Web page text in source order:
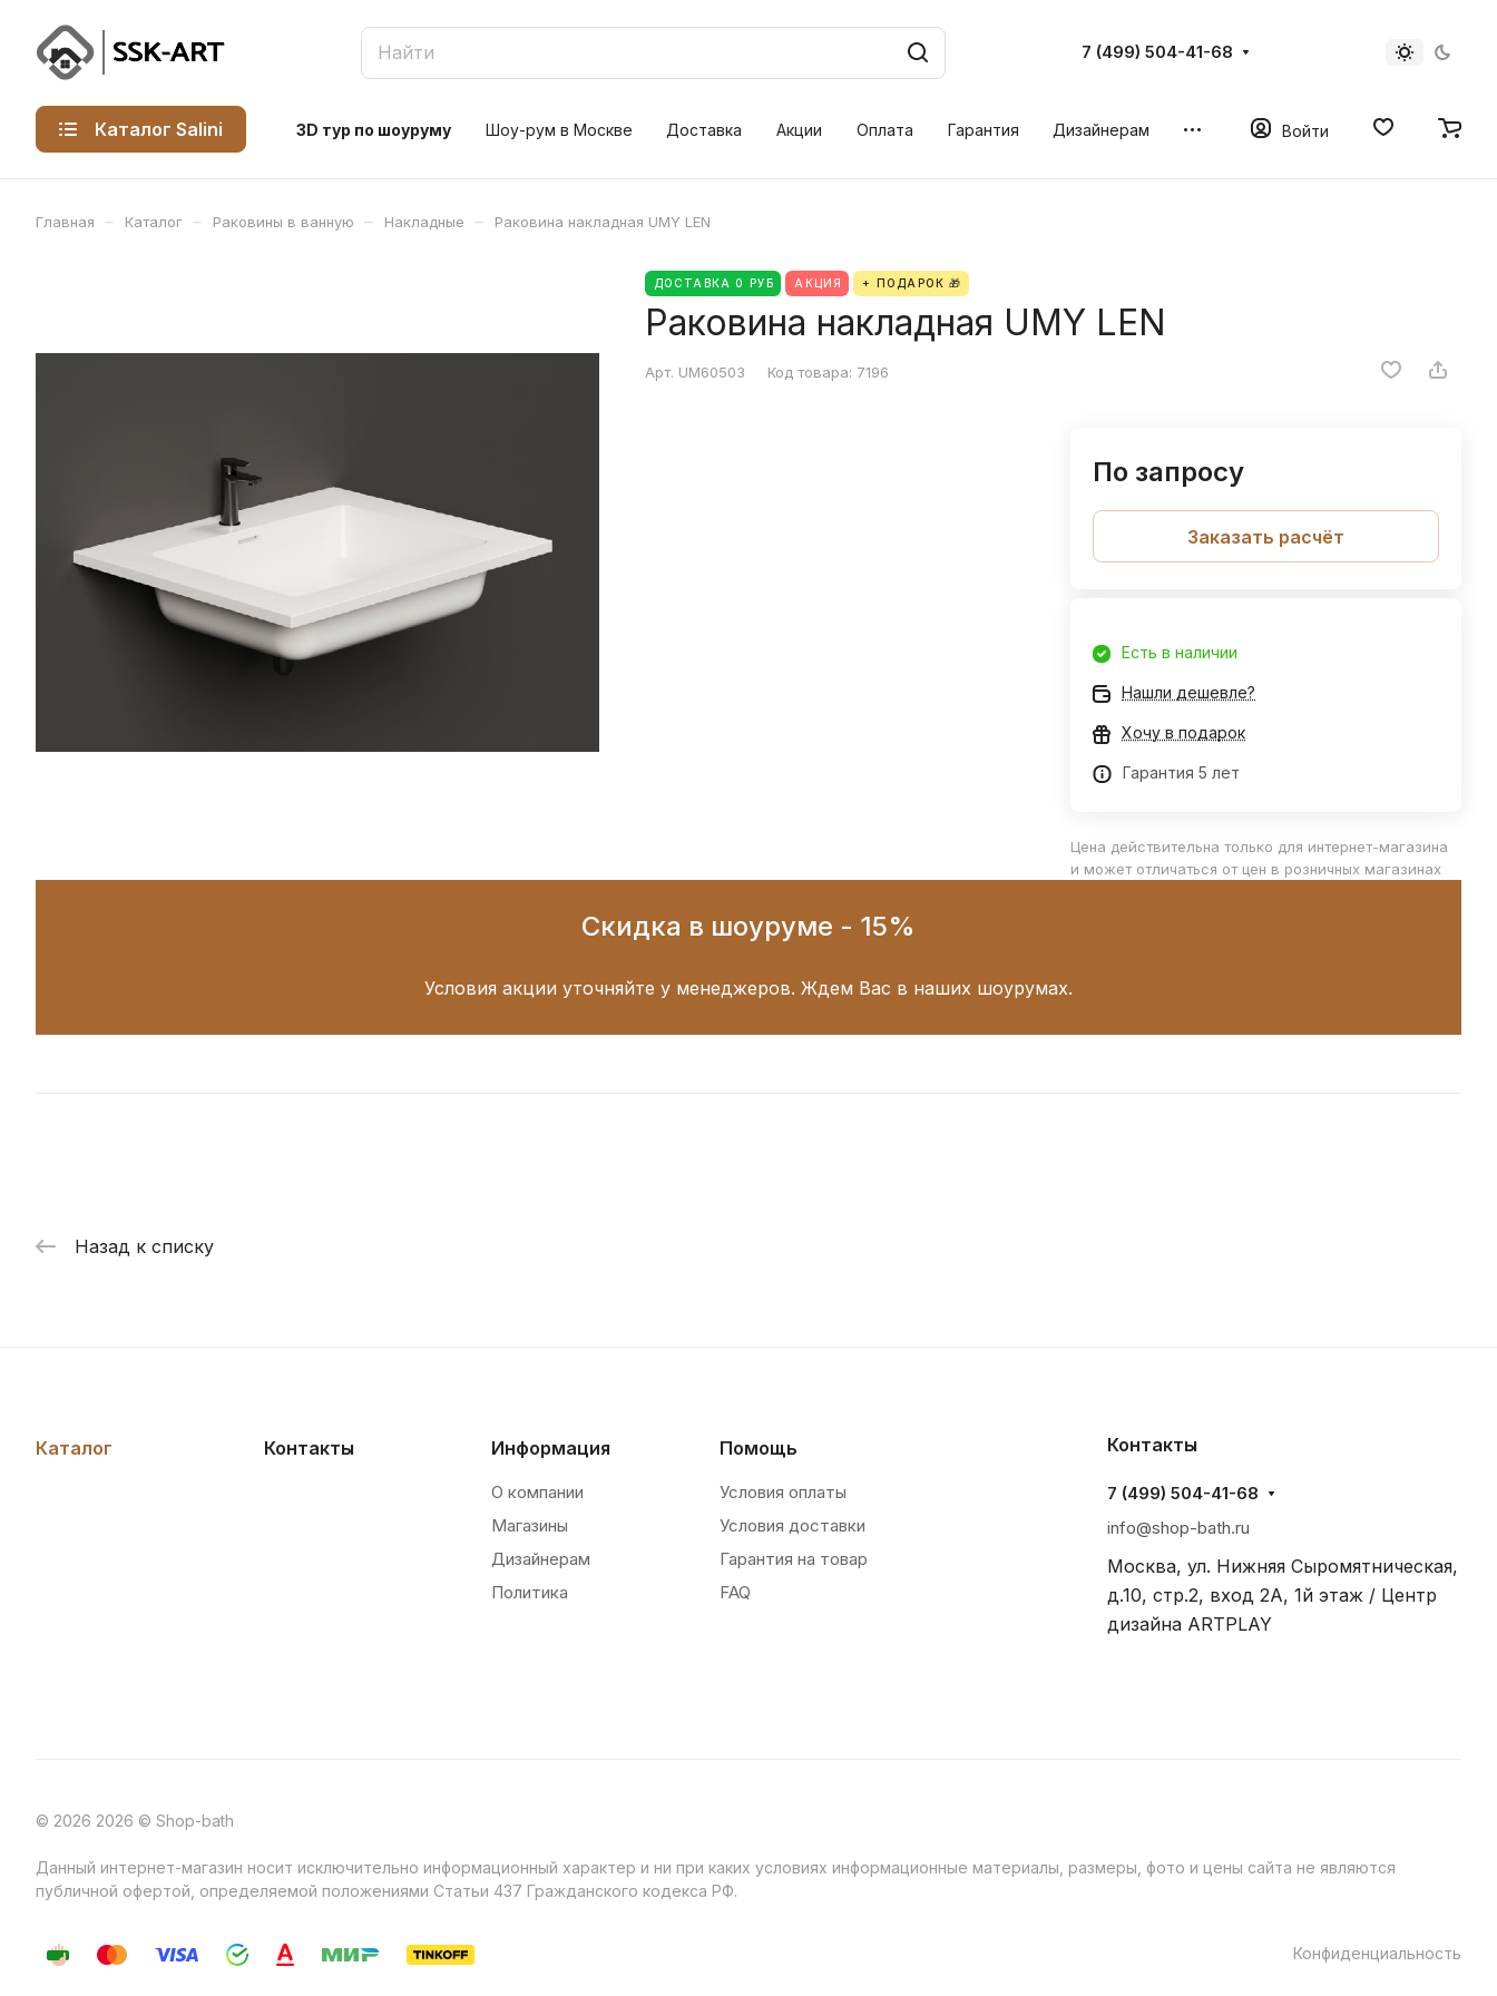
7 (499) 504-41-68
Каталог Salini 3D тур по шоуруму Шоу-рум в Москве Доставка Акции Оплата Гарантия Дизайнерам Войти
Главная – Каталог – Раковины в ванную – Накладные – Раковина накладная UMY LEN
ДОСТАВКА 0 РУБ АКЦИЯ + ПОДАРОК 🎁
Раковина накладная UMY LEN
Арт. UM60503 Код товара: 7196
По запросу
Заказать расчёт
Есть в наличии
Нашли дешевле?
Хочу в подарок
Гарантия 5 лет
Цена действительна только для интернет-магазина
и может отличаться от цен в розничных магазинах
Скидка в шоуруме - 15%
Условия акции уточняйте у менеджеров. Ждем Вас в наших шоурумах.
Назад к списку
Каталог Контакты Информация
О компании
Магазины
Дизайнерам
Политика
Помощь
Условия оплаты
Условия доставки
Гарантия на товар
FAQ
Контакты
7 (499) 504-41-68
info@shop-bath.ru
Москва, ул. Нижняя Сыромятническая,
д.10, стр.2, вход 2A, 1й этаж / Центр
дизайна ARTPLAY
© 2026 2026 © Shop-bath
Данный интернет-магазин носит исключительно информационный характер и ни при каких условиях информационные материалы, размеры, фото и цены сайта не являются
публичной офертой, определяемой положениями Статьи 437 Гражданского кодекса РФ.
Конфиденциальность